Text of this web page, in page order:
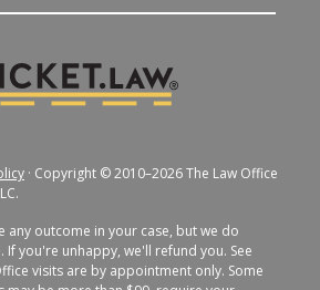
· Copyright © 2010–2026 The Law Office
any outcome in your case, but we do
If you're unhappy, we'll refund you. See
visits are by appointment only. Some